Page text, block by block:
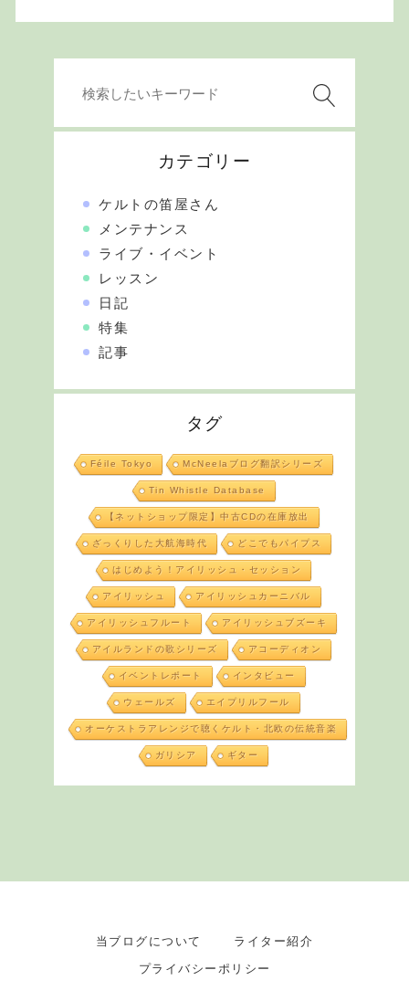
カテゴリー
ケルトの笛屋さん
メンテナンス
ライブ・イベント
レッスン
日記
特集
記事
タグ
Féile Tokyo McNeelaブログ翻訳シリーズ
Tin Whistle Database
【ネットショップ限定】中古CDの在庫放出
ざっくりした大航海時代 どこでもパイプス
はじめよう！アイリッシュ・セッション
アイリッシュ アイリッシュカーニバル
アイリッシュフルート アイリッシュブズーキ
アイルランドの歌シリーズ アコーディオン
イベントレポート インタビュー
ウェールズ エイプリルフール
オーケストラアレンジで聴くケルト・北欧の伝統音楽
ガリシア ギター
当ブログについて
ライター紹介
プライバシーポリシー